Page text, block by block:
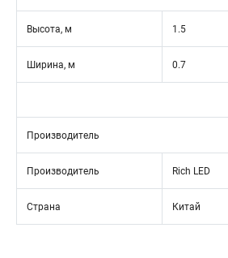
Высота, м 1.5
Ширина, м 0.7
Производитель
Производитель Rich LED
Страна Китай